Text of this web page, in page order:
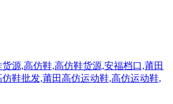
源,高仿鞋,高仿鞋货源,安福档口,莆田
鞋批发,莆田高仿运动鞋,高仿运动鞋,